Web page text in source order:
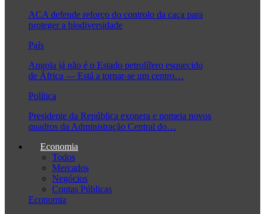
ACA defende reforço do controlo da caça para
proteger a biodiversidade
País
Angola já não é o Estado petrolífero esquecido
de África — Está a tornar-se um centro…
Política
Presidente da República exonera e nomeia novos
quadros da Administração Central do…
Economia
Todos
Mercados
Negócios
Contas Públicas
Economia